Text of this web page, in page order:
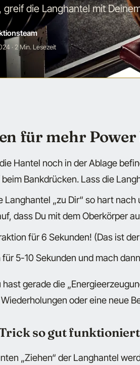
die Langhantel mit
· 2 Min. Lesezeit
für mehr
Hantel noch in der Ablage
Bankdrücken. Lass die
Langhantel „zu Dir“ so hart
dass Du mit dem Oberkörper
für 6 Sekunden! (Das ist
für 5-10 Sekunden und mach
hast gerade die
oder eine neue
so gut
„Ziehen“ der Langhantel